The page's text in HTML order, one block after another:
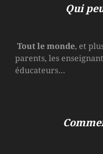
Qui
Tout le monde, et
parents, les
éducateurs…